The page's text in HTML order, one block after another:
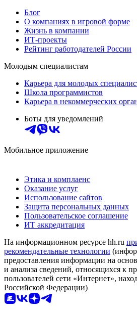
Блог
О компаниях в игровой форме
Жизнь в компании
ИТ-проекты
Рейтинг работодателей России
Молодым специалистам
Карьера для молодых
Школа программистов
Карьера в некоммерческих
Боты для уведомлений
Мобильное приложение
Этика и комплаенс
Оказание услуг
Использование сайтов
Защита персональных данных
Пользовательское соглашение
ИТ аккредитация
На информационном ресурсе hh.ru
рекомендательные технологии
предоставления информации на
и анализа сведений, относящихся к
пользователей сети «Интернет»,
Российской Федерации)